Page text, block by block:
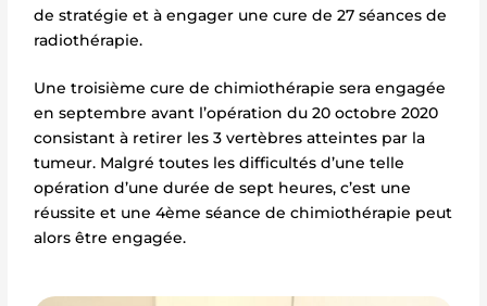
de stratégie et à engager une cure de 27 séances de
radiothérapie.
Une troisième cure de chimiothérapie sera engagée
en septembre avant l’opération du 20 octobre 2020
consistant à retirer les 3 vertèbres atteintes par la
tumeur. Malgré toutes les difficultés d’une telle
opération d’une durée de sept heures, c’est une
réussite et une 4ème séance de chimiothérapie peut
alors être engagée.